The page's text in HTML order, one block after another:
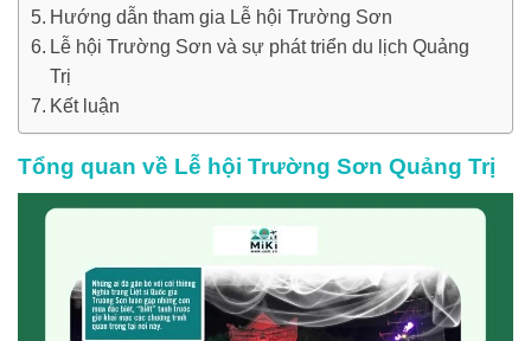
Hướng dẫn tham gia Lễ hội Trường Sơn
Lễ hội Trường Sơn và sự phát triển du lịch Quảng
Trị
Kết luận
Tổng quan về Lễ hội Trường Sơn Quảng Trị